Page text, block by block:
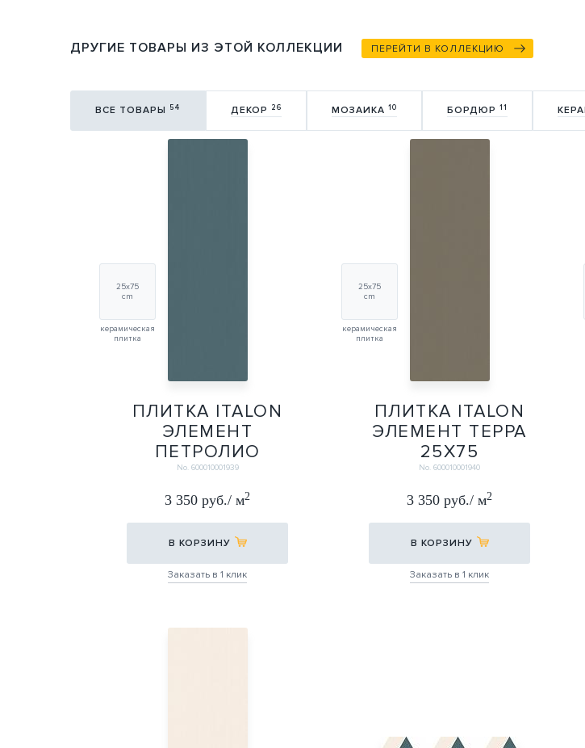
ДРУГИЕ ТОВАРЫ ИЗ ЭТОЙ КОЛЛЕКЦИИ ПЕРЕЙТИ В КОЛЛЕКЦИЮ
ВСЕ ТОВАРЫ 54 ДЕКОР 26 МОЗАИКА 10 БОРДЮР 11
25х75
cm
керамическая
плитка
ПЛИТКА ITALON
ЭЛЕМЕНТ
ПЕТРОЛИО
25Х75
25Х75
No. 600010001939
3 350 руб./ м2
В КОРЗИНУ
Заказать в 1 клик
25х75
cm
керамическая
плитка
ПЛИТКА ITALON
ЭЛЕМЕНТ ТЕРРА
25Х75
25Х75
No. 600010001940
3 350 руб./ м2
В КОРЗИНУ
Заказать в 1 клик